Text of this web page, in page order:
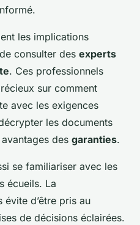
les implications
consulter des experts
. Ces professionnels
sur comment
avec les exigences
les documents
des garanties.
se familiariser avec les
écueils. La
d’être pris au
de décisions éclairées.